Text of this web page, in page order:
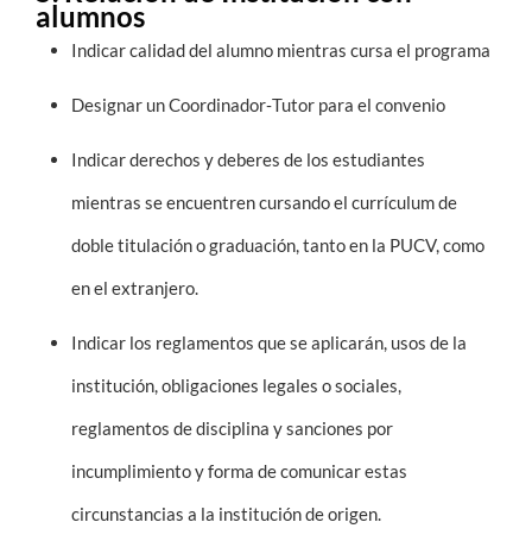
alumnos
Indicar calidad del alumno mientras cursa el programa
Designar un Coordinador‐Tutor para el convenio
Indicar derechos y deberes de los estudiantes
mientras se encuentren cursando el currículum de
doble titulación o graduación, tanto en la PUCV, como
en el extranjero.
Indicar los reglamentos que se aplicarán, usos de la
institución, obligaciones legales o sociales,
reglamentos de disciplina y sanciones por
incumplimiento y forma de comunicar estas
circunstancias a la institución de origen.